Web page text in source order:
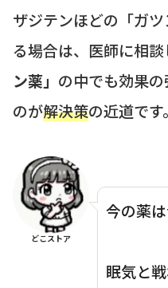
ザジテンほどの「ガ
る場合は、医師に相談
ン薬」 の中でも効果
のが解決策の近道です。
どこストア
今の薬
眠気と